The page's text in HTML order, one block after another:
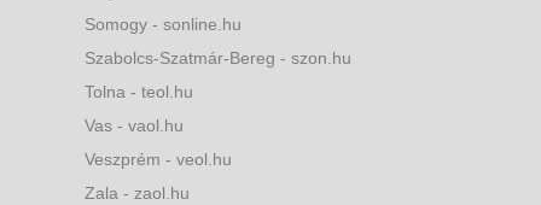
Somogy - sonline.hu
Szabolcs-Szatmár-Bereg - szon.hu
Tolna - teol.hu
Vas - vaol.hu
Veszprém - veol.hu
Zala - zaol.hu